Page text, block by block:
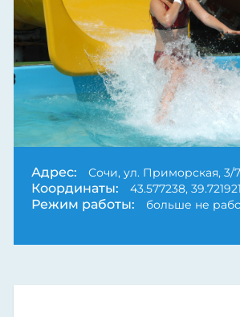
Адрес: Сочи, ул. Приморская, 3/7
Координаты: 43.577238, 39.721921
Режим работы: больше не